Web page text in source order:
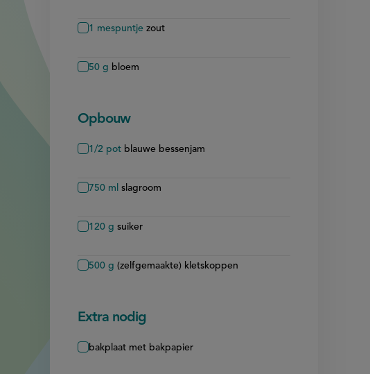
1 mespuntje zout
50 g bloem
Opbouw
1/2 pot blauwe bessenjam
750 ml slagroom
120 g suiker
500 g (zelfgemaakte) kletskoppen
Extra nodig
bakplaat met bakpapier